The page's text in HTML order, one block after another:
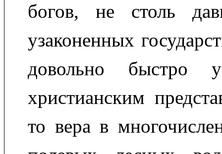
богов, не столь
узаконенных
довольно быстро
христианским
то вера в